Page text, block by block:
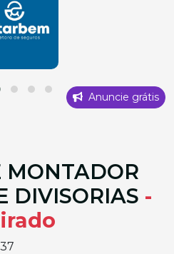
Anuncie grátis
MONTADOR
DIVISORIAS -